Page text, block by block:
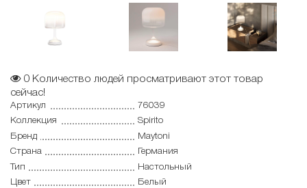
0 Количество людей просматривают этот товар
сейчас!
Артикул
76039
Коллекция
Spirito
Бренд
Maytoni
Страна
Германия
Тип
Настольный
Цвет
Белый